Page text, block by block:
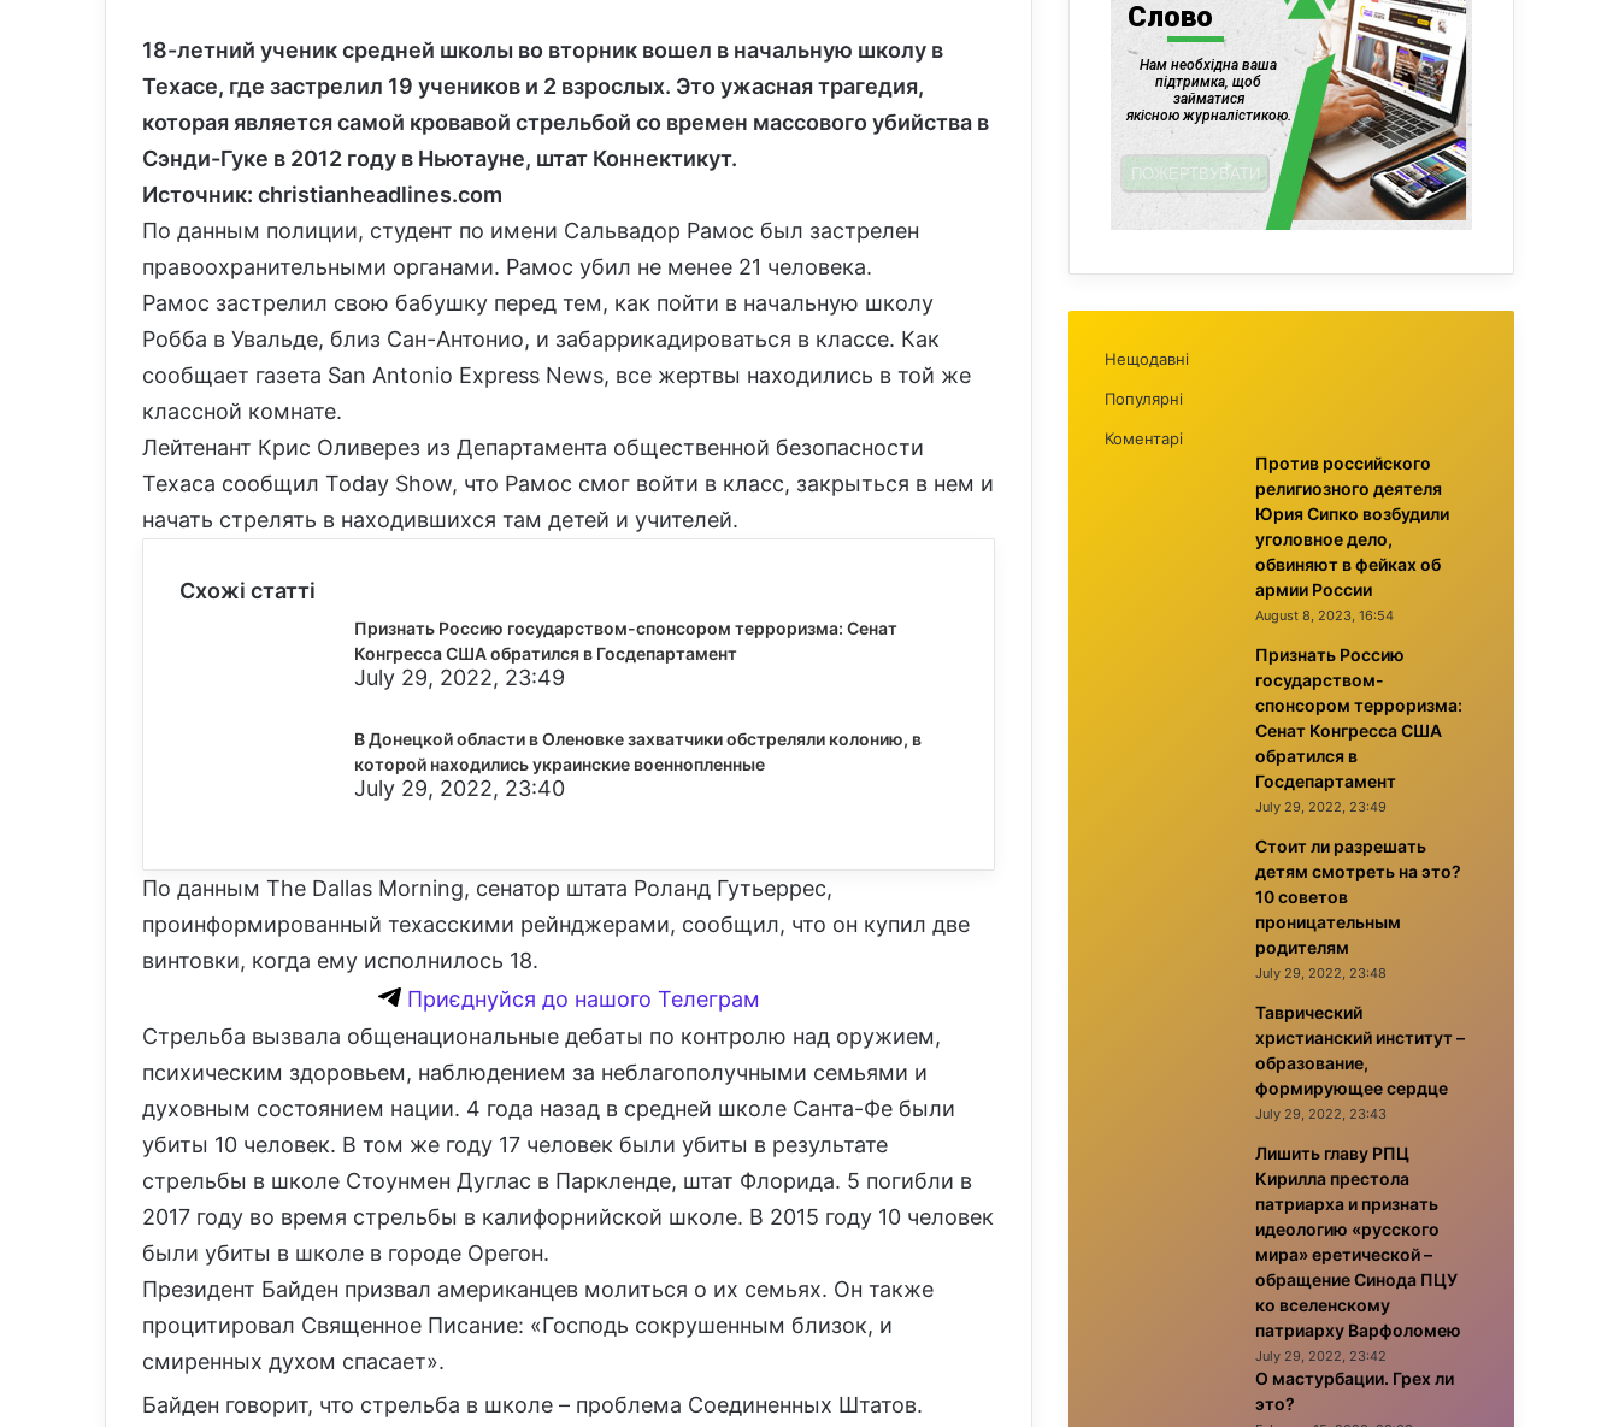
18-летний ученик средней школы во вторник вошел в начальную школу в
Техасе, где застрелил 19 учеников и 2 взрослых. Это ужасная трагедия,
которая является самой кровавой стрельбой со времен массового убийства в
Сэнди-Гуке в 2012 году в Ньютауне, штат Коннектикут.
Источник: christianheadlines.com
По данным полиции, студент по имени Сальвадор Рамос был застрелен
правоохранительными органами. Рамос убил не менее 21 человека.
Рамос застрелил свою бабушку перед тем, как пойти в начальную школу
Робба в Увальде, близ Сан-Антонио, и забаррикадироваться в классе. Как
сообщает газета San Antonio Express News, все жертвы находились в той же
классной комнате.
Лейтенант Крис Оливерез из Департамента общественной безопасности
Техаса сообщил Today Show, что Рамос смог войти в класс, закрыться в нем и
начать стрелять в находившихся там детей и учителей.
Схожі статті
Признать Россию государством-спонсором терроризма: Сенат
Конгресса США обратился в Госдепартамент
July 29, 2022, 23:49
В Донецкой области в Оленовке захватчики обстреляли колонию, в
которой находились украинские военнопленные
July 29, 2022, 23:40
По данным The Dallas Morning, сенатор штата Роланд Гутьеррес,
проинформированный техасскими рейнджерами, сообщил, что он купил две
винтовки, когда ему исполнилось 18.
Приєднуйся до нашого Телеграм
Стрельба вызвала общенациональные дебаты по контролю над оружием,
психическим здоровьем, наблюдением за неблагополучными семьями и
духовным состоянием нации. 4 года назад в средней школе Санта-Фе были
убиты 10 человек. В том же году 17 человек были убиты в результате
стрельбы в школе Стоунмен Дуглас в Паркленде, штат Флорида. 5 погибли в
2017 году во время стрельбы в калифорнийской школе. В 2015 году 10 человек
были убиты в школе в городе Орегон.
Президент Байден призвал американцев молиться о их семьях. Он также
процитировал Священное Писание: «Господь сокрушенным близок, и
смиренных духом спасает».
Байден говорит, что стрельба в школе – проблема Соединенных Штатов.
Нещодавні
Популярні
Коментарі
Против российского
религиозного деятеля
Юрия Сипко возбудили
уголовное дело,
обвиняют в фейках об
армии России
August 8, 2023, 16:54
Признать Россию
государством-
спонсором терроризма:
Сенат Конгресса США
обратился в
Госдепартамент
July 29, 2022, 23:49
Стоит ли разрешать
детям смотреть на это?
10 советов
проницательным
родителям
July 29, 2022, 23:48
Таврический
христианский институт –
образование,
формирующее сердце
July 29, 2022, 23:43
Лишить главу РПЦ
Кирилла престола
патриарха и признать
идеологию «русского
мира» еретической –
обращение Синода ПЦУ
ко вселенскому
патриарху Варфоломею
July 29, 2022, 23:42
О мастурбации. Грех ли
это?